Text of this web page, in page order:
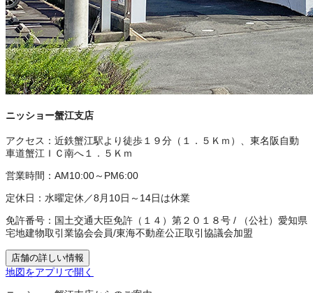
ニッショー蟹江支店
アクセス： 近鉄蟹江駅より徒歩１９分（１．５Ｋｍ）、東名阪自動
車道蟹江ＩＣ南へ１．５Ｋｍ
営業時間： AM10:00～PM6:00
定休日： 水曜定休／8月10日～14日は休業
免許番号： 国土交通大臣免許（１４）第２０１８号 /
（公社）愛知県
宅地建物取引業協会会員/東海不動産公正取引協議会加盟
店舗の詳しい情報
地図をアプリで開く